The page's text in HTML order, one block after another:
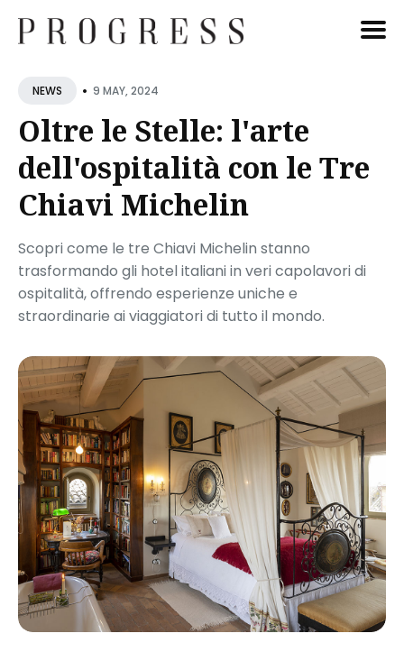
Cerca
NEWS • 9 MAY, 2024
Oltre le Stelle: l'arte
dell'ospitalità con le Tre
Chiavi Michelin
Scopri come le tre Chiavi Michelin stanno
trasformando gli hotel italiani in veri capolavori di
ospitalità, offrendo esperienze uniche e
straordinarie ai viaggiatori di tutto il mondo.